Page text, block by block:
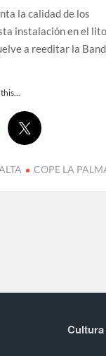
la calidad de los
instalación en el
a reeditar la
COPE LA